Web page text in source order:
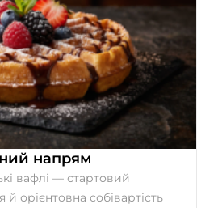
напрям
вафлі — стартовий
орієнтовна собівартість